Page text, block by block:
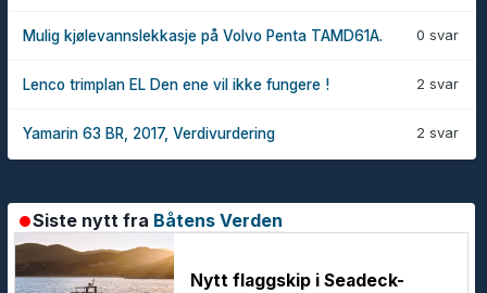
0 svar
Mulig kjølevannslekkasje på Volvo Penta TAMD61A.
2 svar
Lenco trimplan EL Den ene vil ikke fungere !
2 svar
Yamarin 63 BR, 2017, Verdivurdering
Siste nytt fra Båtens Verden
Nytt flaggskip i Seadeck-